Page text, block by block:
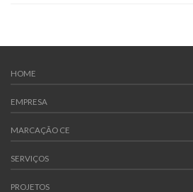
HOME
EMPRESA
MARCAÇÃO CE
SERVIÇOS
PROJETOS